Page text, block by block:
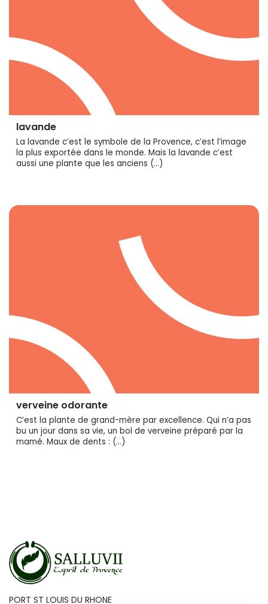
lavande
La lavande c’est le symbole de la Provence, c’est l’image
la plus exportée dans le monde. Mais la lavande c’est
aussi une plante que les anciens (…)
verveine odorante
C’est la plante de grand-mère par excellence. Qui n’a pas
bu un jour dans sa vie, un bol de verveine préparé par la
mamé. Maux de dents : (…)
PORT ST LOUIS DU RHONE